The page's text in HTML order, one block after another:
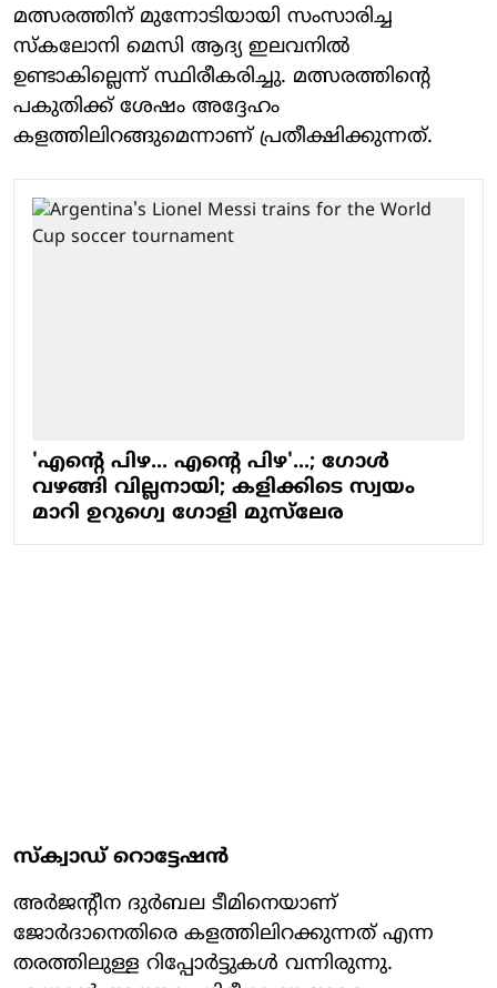
മത്സരത്തിന് മുന്നോടിയായി സംസാരിച്ച
സ്കലോനി മെസി ആദ്യ ഇലവനിൽ
ഉണ്ടാകില്ലെന്ന് സ്ഥിരീകരിച്ചു. മത്സരത്തിന്റെ
പകുതിക്ക് ശേഷം അദ്ദേഹം
കളത്തിലിറങ്ങുമെന്നാണ് പ്രതീക്ഷിക്കുന്നത്.
'എന്റെ പിഴ... എന്റെ പിഴ'...; ​ഗോൾ
വഴങ്ങി വില്ലനായി; കളിക്കിടെ സ്വയം
മാറി ഉറു​ഗ്വെ ​ഗോളി മുസ്‍ലേര
സ്ക്വാഡ് റൊട്ടേഷൻ
അർജന്റീന ദുർബല ടീമിനെയാണ്
ജോർദാനെതിരെ കളത്തിലിറക്കുന്നത് എന്ന
തരത്തിലുള്ള റിപ്പോർട്ടുകൾ വന്നിരുന്നു.